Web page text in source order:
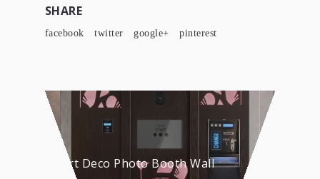
SHARE
facebook twitter google+ pinterest
Custom Art Deco Photo Booth Wall